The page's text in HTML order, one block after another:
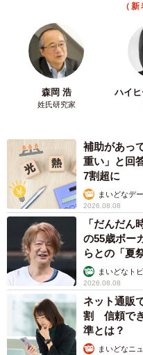
（
森岡 浩
姓氏研究家
ハイ
補助があっ
重い」と回
7割超に
まいどなデ
2026.08.08
「だんだ
の55歳ボー
らとの「夏
まいどなト
2026.08.08
ネット通販
割 信頼で
準とは？
まいどなニ